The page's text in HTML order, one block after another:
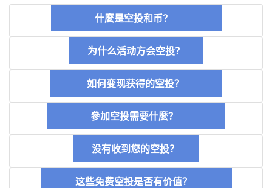
什麼是空投和币？
为什么活动方会空投？
如何变现获得的空投？
參加空投需要什麼？
没有收到您的空投？
这些免费空投是否有价值？